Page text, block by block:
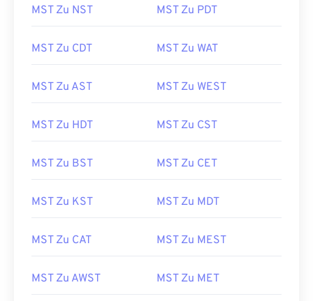
MST Zu NST MST Zu PDT
MST Zu CDT MST Zu WAT
MST Zu AST MST Zu WEST
MST Zu HDT MST Zu CST
MST Zu BST MST Zu CET
MST Zu KST MST Zu MDT
MST Zu CAT MST Zu MEST
MST Zu AWST MST Zu MET